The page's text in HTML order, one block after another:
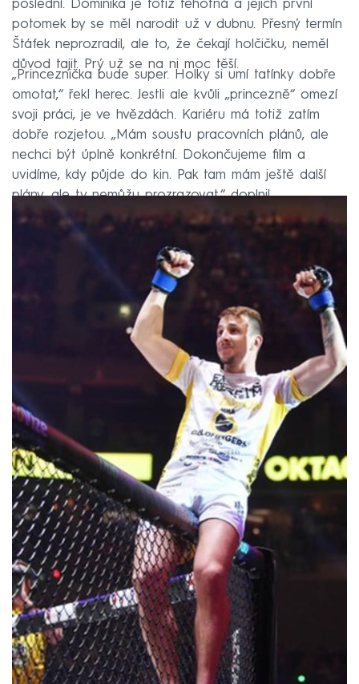
poslední. Dominika je totiž těhotná a jejich první
potomek by se měl narodit už v dubnu. Přesný termín
Štáfek neprozradil, ale to, že čekají holčičku, neměl
důvod tajit. Prý už se na ni moc těší.
„Princeznička bude super. Holky si umí tatínky dobře
omotat,“ řekl herec. Jestli ale kvůli „princezně“ omezí
svoji práci, je ve hvězdách. Kariéru má totiž zatím
dobře rozjetou. „Mám soustu pracovních plánů, ale
nechci být úplně konkrétní. Dokončujeme film a
uvidíme, kdy půjde do kin. Pak tam mám ještě další
plány, ale ty nemůžu prozrazovat,“ doplnil.